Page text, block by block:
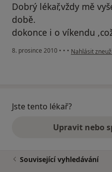
Dobrý lékař,vždy mě
době.
dokonce i o víkendu
8. prosince 2010 • • • podle názoru
Nahlásit
Jste tento lékař?
Upravit nebo
Související vyhledávání